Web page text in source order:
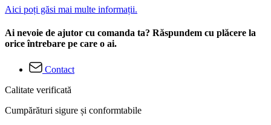
Aici poți găsi mai multe informații.
Ai nevoie de ajutor cu comanda ta? Răspundem cu plăcere la
orice întrebare pe care o ai.
Contact
Calitate verificată
Cumpărături sigure și conformtabile